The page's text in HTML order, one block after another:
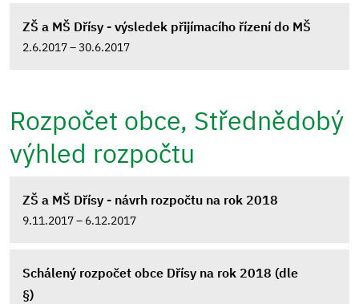
ZŠ a MŠ Dřísy - výsledek přijímacího řízení do MŠ
2.6.2017 – 30.6.2017
Rozpočet obce, Střednědobý
výhled rozpočtu
ZŠ a MŠ Dřísy - návrh rozpočtu na rok 2018
9.11.2017 – 6.12.2017
Schálený rozpočet obce Dřísy na rok 2018 (dle
§)